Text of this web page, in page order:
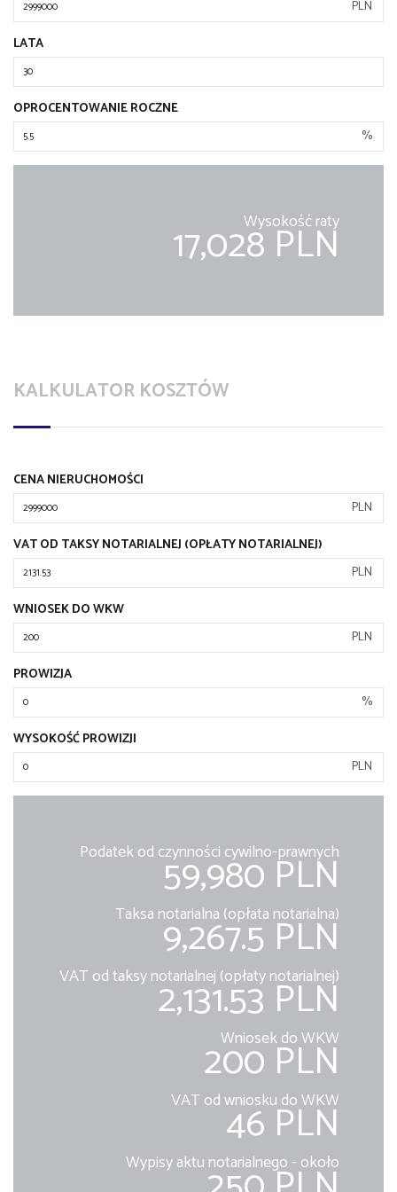
PLN
LATA
OPROCENTOWANIE ROCZNE
%
Wysokość raty
17,028 PLN
KALKULATOR KOSZTÓW
CENA NIERUCHOMOŚCI
PLN
VAT OD TAKSY NOTARIALNEJ (OPŁATY NOTARIALNEJ)
PLN
WNIOSEK DO WKW
PLN
PROWIZJA
%
WYSOKOŚĆ PROWIZJI
PLN
Podatek od czynności cywilno-prawnych
59,980 PLN
Taksa notarialna (opłata notarialna)
9,267.5 PLN
VAT od taksy notarialnej (opłaty notarialnej)
2,131.53 PLN
Wniosek do WKW
200 PLN
VAT od wniosku do WKW
46 PLN
Wypisy aktu notarialnego - około